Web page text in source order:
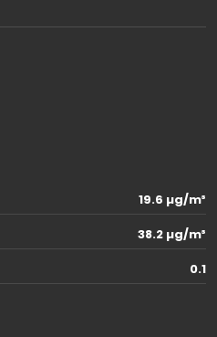
19.6 µg/m³
38.2 µg/m³
0.1